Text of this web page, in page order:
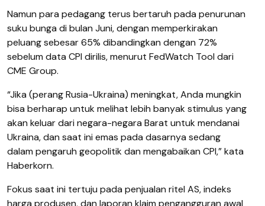
Namun para pedagang terus bertaruh pada penurunan
suku bunga di bulan Juni, dengan memperkirakan
peluang sebesar 65% dibandingkan dengan 72%
sebelum data CPI dirilis, menurut FedWatch Tool dari
CME Group.
“Jika (perang Rusia-Ukraina) meningkat, Anda mungkin
bisa berharap untuk melihat lebih banyak stimulus yang
akan keluar dari negara-negara Barat untuk mendanai
Ukraina, dan saat ini emas pada dasarnya sedang
dalam pengaruh geopolitik dan mengabaikan CPI,” kata
Haberkorn.
Fokus saat ini tertuju pada penjualan ritel AS, indeks
harga produsen, dan laporan klaim pengangguran awal